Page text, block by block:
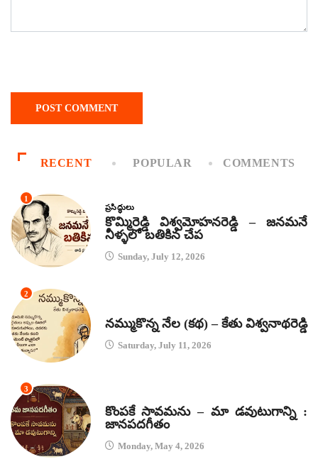
RECENT POPULAR COMMENTS
1
ప్రసిద్ధులు
కొమ్మిరెడ్డి విశ్వమోహనరెడ్డి – జనమనే
నీళ్ళలో బతికిన చేప
Sunday, July 12, 2026
2
నమ్ముకొన్న నేల (కథ) – కేతు విశ్వనాథరెడ్డి
Saturday, July 11, 2026
3
కొంపకే సావమను – మా డవుటుగాన్ని :
జానపదగీతం
Monday, May 4, 2026